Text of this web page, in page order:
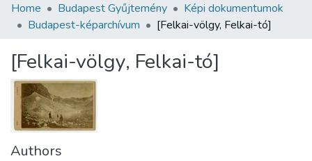
Communities & Collections
Statistics
About us
Home Budapest Gyűjtemény
Képi dokumentumok
Budapest-képarchívum
[Felkai-völgy, Felkai-tó]
[Felkai-völgy, Felkai-tó]
Authors